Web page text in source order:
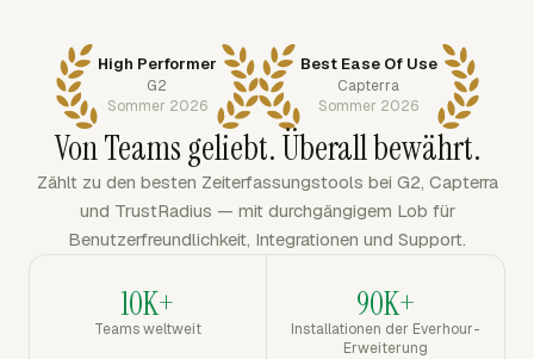
High Performer
G2
Sommer 2026
Best Ease Of Use
Capterra
Sommer 2026
Von Teams geliebt. Überall bewährt.
Zählt zu den besten Zeiterfassungstools bei G2, Capterra
und TrustRadius — mit durchgängigem Lob für
Benutzerfreundlichkeit, Integrationen und Support.
10K+
Teams weltweit
90K+
Installationen der Everhour-
Erweiterung